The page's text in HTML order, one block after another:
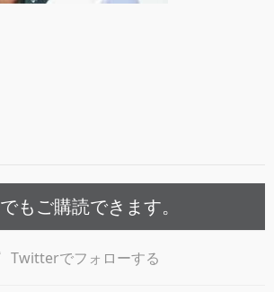
もご購読できます。
Twitterでフォローする